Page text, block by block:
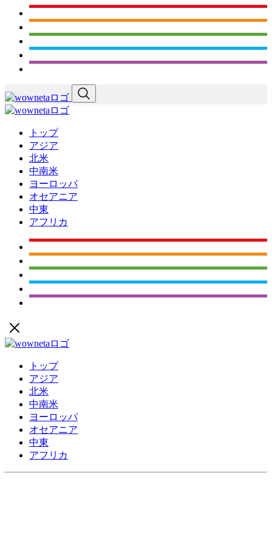
トップ
アジア
北米
中南米
ヨーロッパ
オセアニア
中東
アフリカ
トップ
アジア
北米
中南米
ヨーロッパ
オセアニア
中東
アフリカ